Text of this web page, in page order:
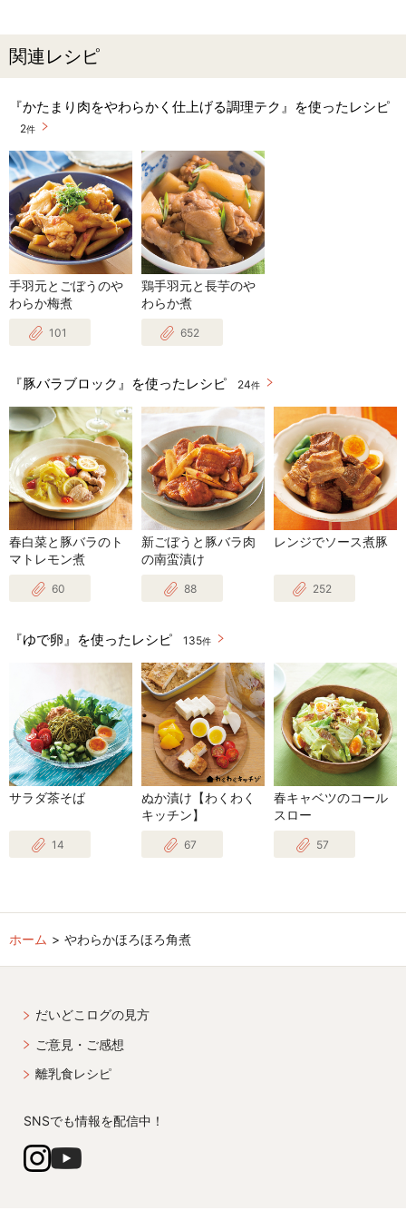
関連レシピ
『かたまり肉をやわらかく仕上げる調理テク』を使ったレシピ
2件
手羽元とごぼうのや
わらか梅煮
101
鶏手羽元と長芋のや
わらか煮
652
『豚バラブロック』を使ったレシピ 24件
春白菜と豚バラのト
マトレモン煮
60
新ごぼうと豚バラ肉
の南蛮漬け
88
レンジでソース煮豚
252
『ゆで卵』を使ったレシピ 135件
サラダ茶そば
14
ぬか漬け【わくわく
キッチン】
67
春キャベツのコール
スロー
57
ホーム やわらかほろほろ角煮
だいどこログの見方
ご意見・ご感想
離乳食レシピ
SNSでも情報を配信中！